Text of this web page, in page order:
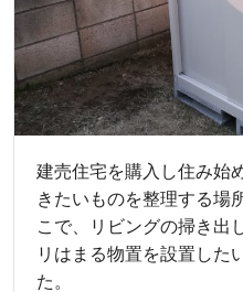
建売住宅を購入し住み始
きたいものを整理する場
こで、リビングの掃き出
リはまる物置を設置した
た。